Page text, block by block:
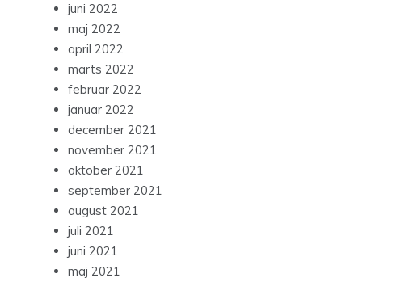
juni 2022
maj 2022
april 2022
marts 2022
februar 2022
januar 2022
december 2021
november 2021
oktober 2021
september 2021
august 2021
juli 2021
juni 2021
maj 2021